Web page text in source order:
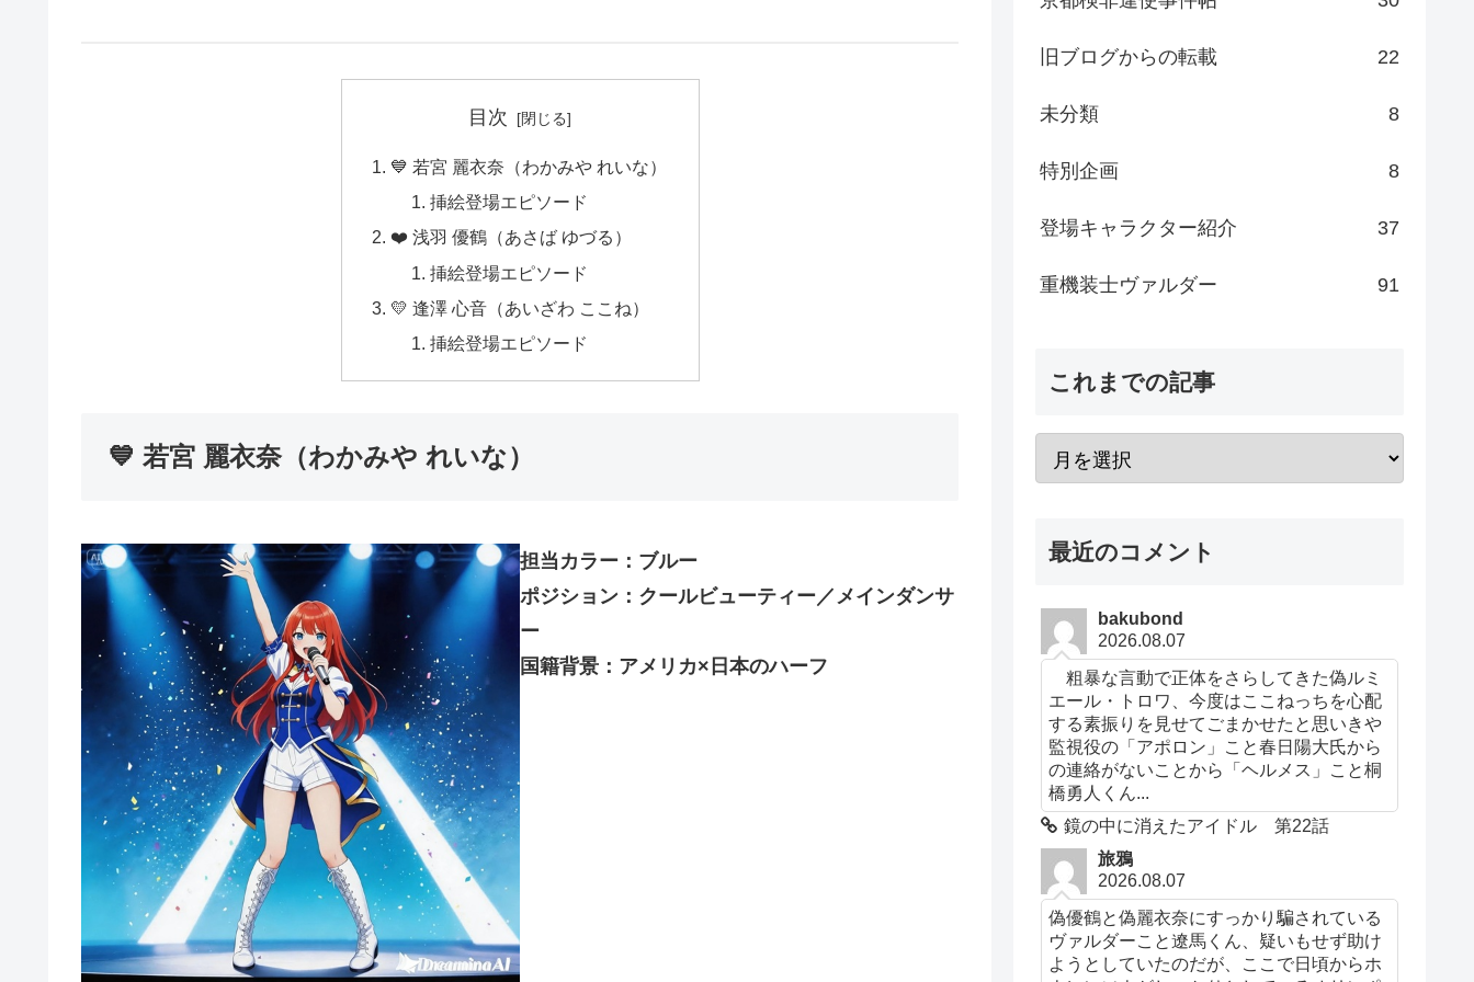
目次
💙 若宮 麗衣奈（わかみや れいな）
挿絵登場エピソード
❤️ 浅羽 優鶴（あさば ゆづる）
挿絵登場エピソード
💛 逢澤 心音（あいざわ ここね）
挿絵登場エピソード
💙 若宮 麗衣奈（わかみや れいな）
担当カラー：ブルー
ポジション：クールビューティー／メインダンサ
ー
国籍背景：アメリカ×日本のハーフ
旧ブログからの転載 22
未分類 8
特別企画 8
登場キャラクター紹介 37
重機装士ヴァルダー 91
これまでの記事
最近のコメント
bakubond
2026.08.07
粗暴な言動で正体をさらしてきた偽ルミ
エール・トロワ、今度はここねっちを心配
する素振りを見せてごまかせたと思いきや
監視役の「アポロン」こと春日陽大氏から
の連絡がないことから「ヘルメス」こと桐
橋勇人くん...
鏡の中に消えたアイドル 第22話
旅鴉
2026.08.07
偽優鶴と偽麗衣奈にすっかり騙されている
ヴァルダーこと遼馬くん、疑いもせず助け
ようとしていたのだが、ここで日頃からホ